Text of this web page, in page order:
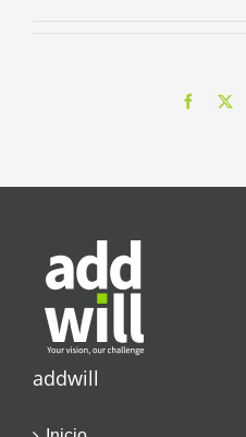
Facebook
addwill